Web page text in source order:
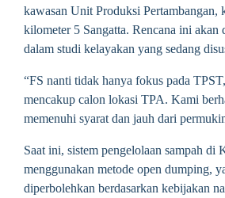
kawasan Unit Produksi Pertambangan,
kilometer 5 Sangatta. Rencana ini
dalam studi kelayakan yang sedang
“FS nanti tidak hanya fokus pada
mencakup calon lokasi TPA. Kami
memenuhi syarat dan jauh dari
Saat ini, sistem pengelolaan sampah di
menggunakan metode open dumping,
diperbolehkan berdasarkan kebijakan